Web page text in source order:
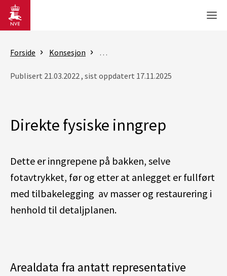
Gå til hovedinnhold
Forside Konsesjon Konsesjonsbehandling av vindkraft
Publisert 21.03.2022 , sist oppdatert 17.11.2025
Direkte fysiske inngrep
Dette er inngrepene på bakken, selve
fotavtrykket, før og etter at anlegget er fullført
med tilbakelegging av masser og restaurering i
henhold til detaljplanen.
Arealdata fra antatt representative